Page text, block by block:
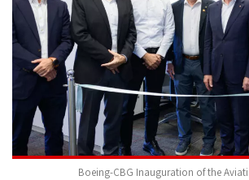
Boeing-CBG Inauguration of the